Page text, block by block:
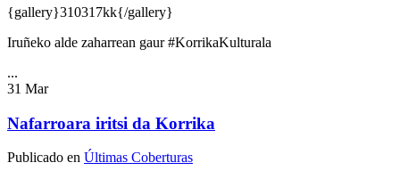
{gallery}310317kk{/gallery}
Iruñeko alde zaharrean gaur #KorrikaKulturala
...
31 Mar
Nafarroara iritsi da Korrika
Publicado en Últimas Coberturas